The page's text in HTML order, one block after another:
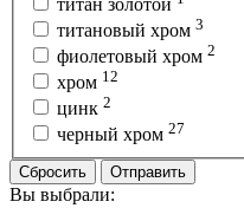
титановый хром 3
фиолетовый хром 2
хром 12
цинк 2
черный хром 27
Сбросить Отправить
Вы выбрали: